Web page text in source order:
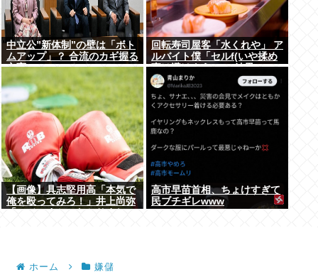
中立公”新体制”の壁は「ボト
ムアップ」？ 合流のカギ握る
立憲
回転寿司屋客「水くれや」 ア
ルバイト僕「セルf(いや揉め
事は避けよう)」→結果ｗｗ
【画像】具志堅用高「本気で
俺を殴ってみろ！」井上尚弥
高市早苗首相、ちょけすぎて
民ブチギレwww
ホーム 嫌儲